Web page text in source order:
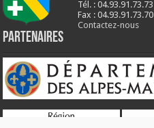
Tél. : 04.93.91.73.73
Fax : 04.93.91.73.70
Contactez-nous
Partenaires